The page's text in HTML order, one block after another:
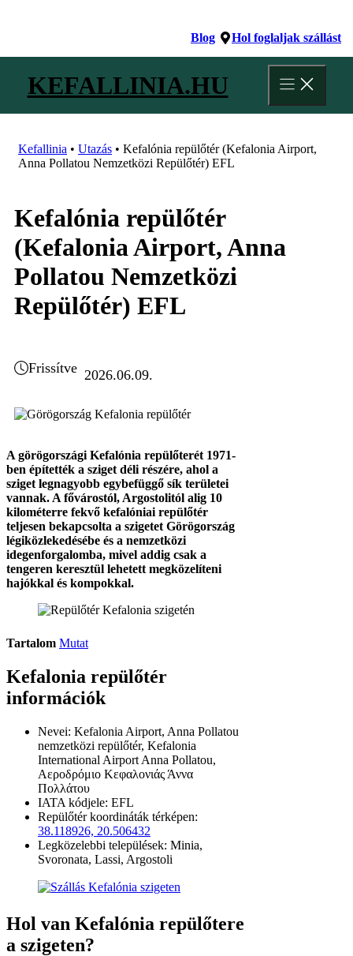
Blog Hol foglaljak szállást
KEFALLINIA.HU
Kefallinia • Utazás • Kefalónia repülőtér (Kefalonia Airport,
Anna Pollatou Nemzetközi Repülőtér) EFL
Kefalónia repülőtér
(Kefalonia Airport, Anna
Pollatou Nemzetközi
Repülőtér) EFL
Frissítve 2026.06.09.
A görögországi Kefalónia repülőterét 1971-
ben építették a sziget déli részére, ahol a
sziget legnagyobb egybefüggő sík területei
vannak. A fővárostól, Argostolitól alig 10
kilométerre fekvő kefalóniai repülőtér
teljesen bekapcsolta a szigetet Görögország
légiközlekedésébe és a nemzetközi
idegenforgalomba, mivel addig csak a
tengeren keresztül lehetett megközelíteni
hajókkal és kompokkal.
Tartalom Mutat
Kefalonia repülőtér
információk
Nevei: Kefalonia Airport, Anna Pollatou
nemzetközi repülőtér, Kefalonia
International Airport Anna Pollatou,
Aεροδρόμιο Κεφαλονιάς Άννα
Πολλάτου
IATA kódjele: EFL
Repülőtér koordináták térképen:
38.118926, 20.506432
Legközelebbi települések: Minia,
Svoronata, Lassi, Argostoli
Hol van Kefalónia repülőtere
a szigeten?